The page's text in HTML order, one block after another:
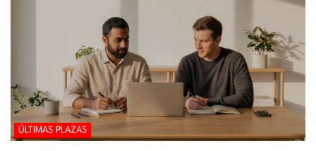
ÚLTIMAS PLAZAS